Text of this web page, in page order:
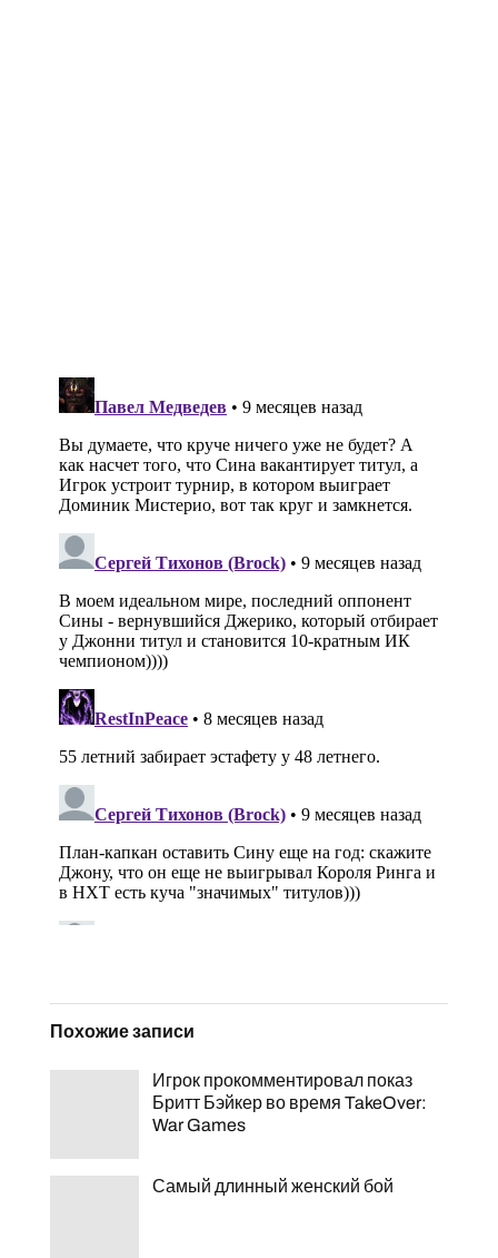
Похожие записи
Игрок прокомментировал показ
Бритт Бэйкер во время TakeOver:
War Games
Самый длинный женский бой